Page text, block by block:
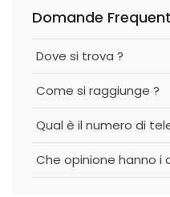
Domande
Dove si trova ?
Come si raggiunge ?
Qual è il numero di
Che opinione hanno i